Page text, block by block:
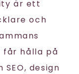
är ett
och
får hålla på
design